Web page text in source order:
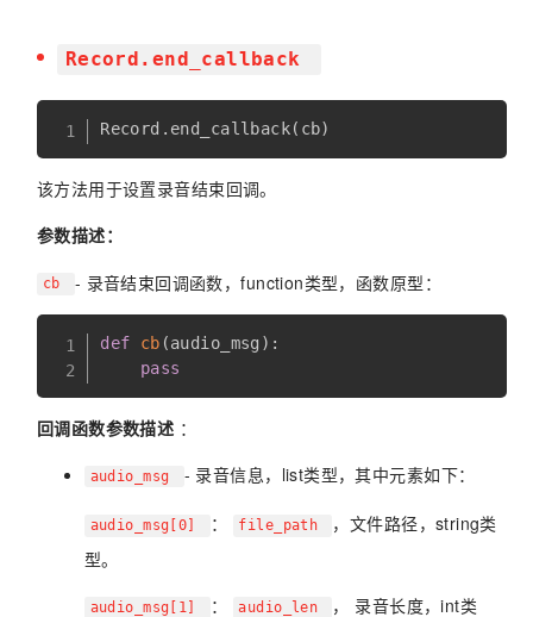
Record.end_callback
Record . end_callback( cb)
该方法用于设置录音结束回调。
参数描述：
cb - 录音结束回调函数，function类型，函数原型：
def cb (audio_msg ) :
pass
回调函数参数描述 ：
audio_msg - 录音信息，list类型，其中元素如下：
audio_msg[0] ： file_path
，文件路径，string类
型。
audio_msg[1] ： audio_len ， 录音长度，int类